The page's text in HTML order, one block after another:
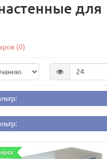
для
(0)